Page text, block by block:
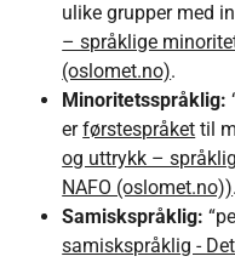
ulike grupper med
– språklige
(oslomet.no).
Minoritetsspråklig:
erførstespråket til
og uttrykk –
NAFO (oslomet.no)).
Samiskspråklig:
samiskspråklig -